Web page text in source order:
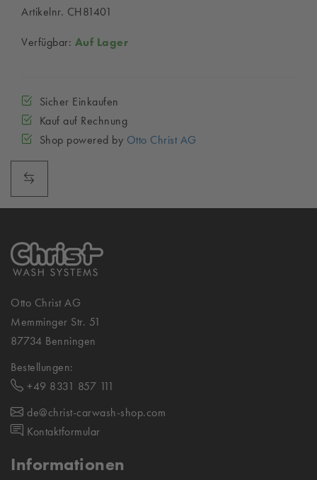
Artikelnr. CH81401
Verfügbar: Auf Lager
Sicher Einkaufen
Kauf auf Rechnung
Shop powered by Otto Christ AG
Otto Christ AG
Memminger Str. 51
87734 Benningen
Bestellungen:
+49 8331 857 111
de@christ-carwash-shop.com
Kontaktformular
Informationen